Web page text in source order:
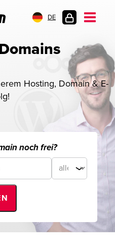
DE
Hosting, Domain & E-
noch frei?